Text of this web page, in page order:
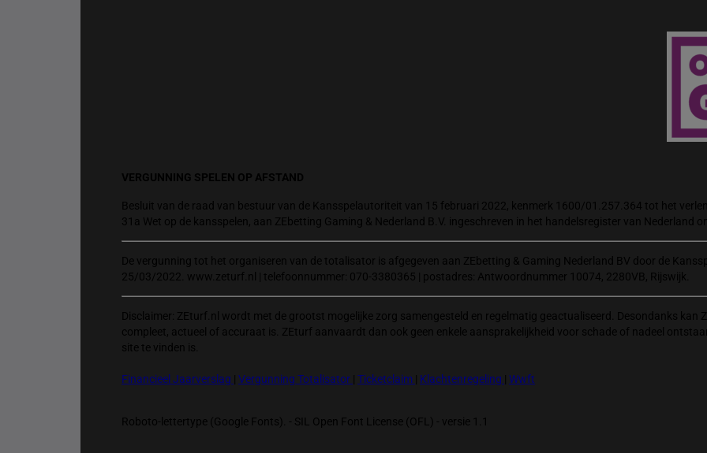
VERGUNNING SPELEN OP AFSTAND
Besluit van de raad van bestuur van de Kansspelautoriteit van 15 februari 2022, kenmerk 1600/01.257.364 tot het
31a Wet op de kansspelen, aan ZEbetting Gaming & Nederland B.V. ingeschreven in het handelsregister van Nederland
De vergunning tot het organiseren van de totalisator is afgegeven aan ZEbetting & Gaming Nederland BV door de
25/03/2022. www.zeturf.nl | telefoonnummer: 070-3380365 | postadres: Antwoordnummer 10074, 2280VB, Rijswijk.
Disclaimer: ZEturf.nl wordt met de grootst mogelijke zorg samengesteld en regelmatig geactualiseerd. Desondanks kan
compleet, actueel of accuraat is. ZEturf aanvaardt dan ook geen enkele aansprakelijkheid voor schade of nadeel
site te vinden is.
Financieel Jaarverslag Vergunning Totalisator Ticketclaim Klachtenregeling Wwft
Roboto-lettertype (Google Fonts). - SIL Open Font License (OFL) - versie 1.1